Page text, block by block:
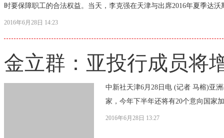
时要保障职工的合法权益。当天，李克强在天津与出席2016年夏季达
2016年6月28日 14:23
金立群：亚投行成员将
中新社天津6月28日电 (记者 马榕)亚
家，今年下半年还将有20个意向国家
2016年6月28日 13:27